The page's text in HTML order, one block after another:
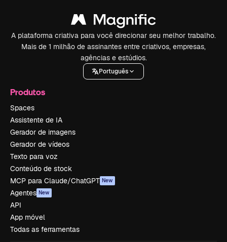
A plataforma criativa para você direcionar seu melhor trabalho.
Mais de 1 milhão de assinantes entre criativos, empresas,
agências e estúdios.
Português
Produtos
Spaces
Assistente de IA
Gerador de imagens
Gerador de vídeos
Texto para voz
Conteúdo de stock
MCP para Claude/ChatGPT New
Agentes New
API
App móvel
Todas as ferramentas